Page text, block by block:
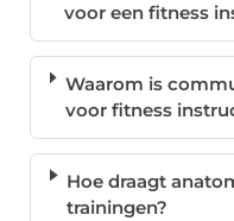
voor een fitness
Waarom is
voor fitness
Hoe draagt
trainingen?